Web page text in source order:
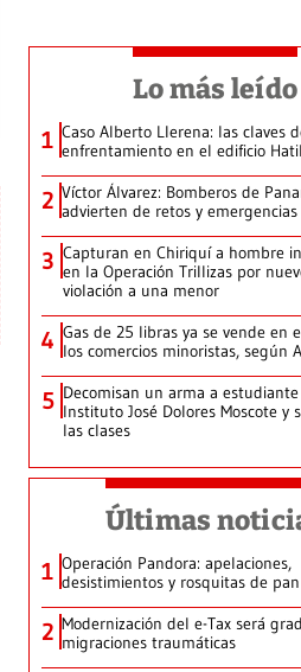
Lo más leído
1 Caso Alberto Llerena: las claves
enfrentamiento en el edificio
2 Víctor Álvarez: Bomberos de
advierten de retos y emergencias
3 Capturan en Chiriquí a hombre
en la Operación Trillizas por
violación a una menor
4 Gas de 25 libras ya se vende en
los comercios minoristas, según
5 Decomisan un arma a
Instituto José Dolores Moscote y
las clases
Últimas
1 Operación Pandora: apelaciones,
desistimientos y rosquitas de pan
2 Modernización del e-Tax será
migraciones traumáticas